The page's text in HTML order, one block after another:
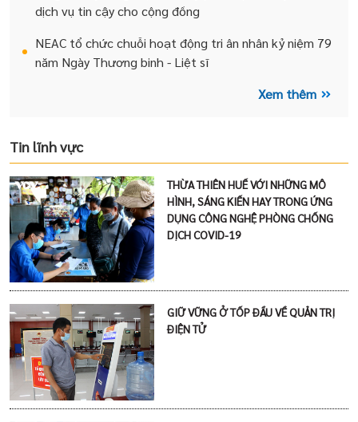
dịch vụ tin cậy cho cộng đồng
NEAC tổ chức chuỗi hoạt động tri ân nhân kỷ niệm 79
năm Ngày Thương binh - Liệt sĩ
Xem thêm
Tin lĩnh vực
THỪA THIÊN HUẾ VỚI NHỮNG MÔ
HÌNH, SÁNG KIẾN HAY TRONG ỨNG
DỤNG CÔNG NGHỆ PHÒNG CHỐNG
DỊCH COVID-19
GIỮ VỮNG Ở TỐP ĐẦU VỀ QUẢN TRỊ
ĐIỆN TỬ